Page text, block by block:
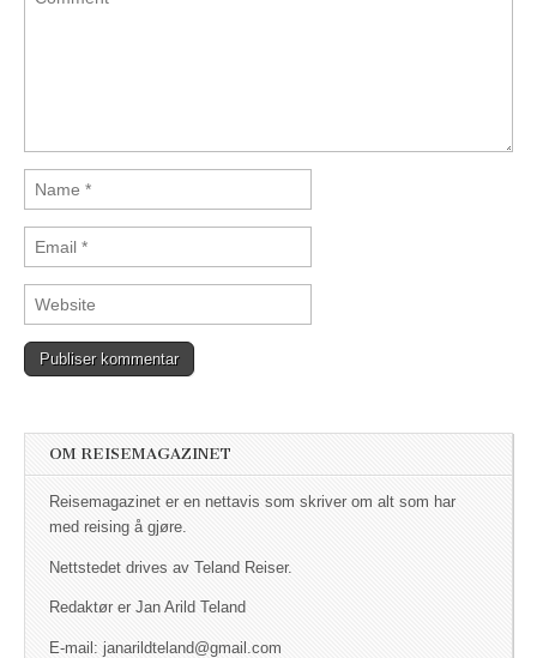
OM REISEMAGAZINET
Reisemagazinet er en nettavis som skriver om alt som har
med reising å gjøre.
Nettstedet drives av Teland Reiser.
Redaktør er Jan Arild Teland
E-mail: janarildteland@gmail.com